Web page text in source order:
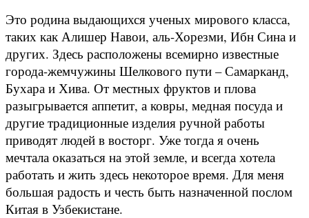
Это родина выдающихся ученых мирового класса,
таких как Алишер Навои, аль-Хорезми, Ибн Сина и
других. Здесь расположены всемирно известные
города-жемчужины Шелкового пути – Самарканд,
Бухара и Хива. От местных фруктов и плова
разыгрывается аппетит, а ковры, медная посуда и
другие традиционные изделия ручной работы
приводят людей в восторг. Уже тогда я очень
мечтала оказаться на этой земле, и всегда хотела
работать и жить здесь некоторое время. Для меня
большая радость и честь быть назначенной послом
Китая в Узбекистане.